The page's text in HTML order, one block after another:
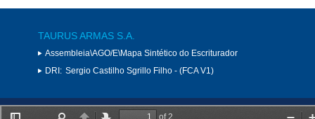
TAURUS ARMAS S.A.
Assembleia\AGO/E\Mapa Sintético do Escriturador
DRI: Sergio Castilho Sgrillo Filho - (FCA V1)